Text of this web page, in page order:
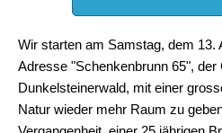
Wir starten am Samstag, dem 13.
Adresse "Schenkenbrunn 65", der
Dunkelsteinerwald, mit einer
Natur wieder mehr Raum zu